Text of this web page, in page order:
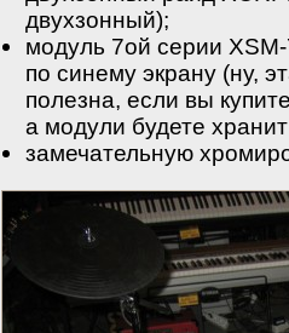
двухзонный);
модуль 7ой серии
по синему экрану (ну,
полезна, если вы
а модули будете
замечательную